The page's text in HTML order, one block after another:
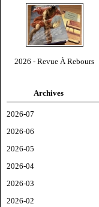
2026 - Revue À Rebours
Archives
2026-07
2026-06
2026-05
2026-04
2026-03
2026-02